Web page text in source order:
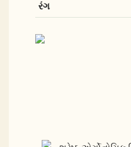
રંગ